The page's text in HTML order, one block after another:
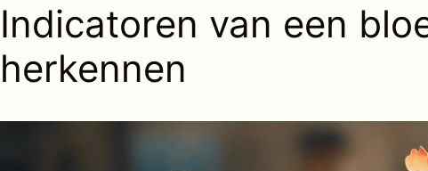
Indicatoren van een
herkennen